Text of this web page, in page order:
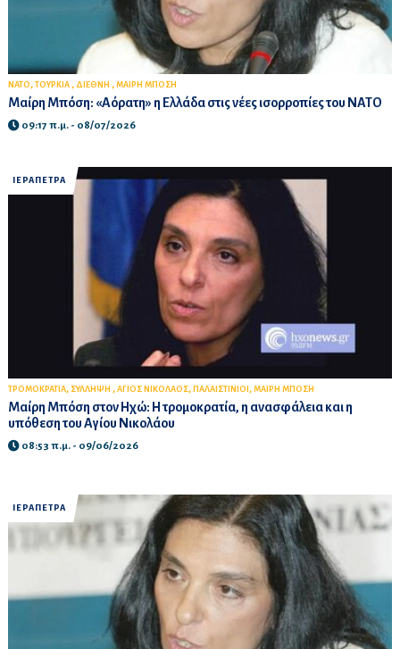
ΝΑΤΟ, ΤΟΥΡΚΙΑ , ΔΙΕΘΝΗ , ΜΑΙΡΗ ΜΠΟΣΗ
Μαίρη Μπόση: «Αόρατη» η Ελλάδα στις νέες ισορροπίες του ΝΑΤΟ
09:17 π.μ. - 08/07/2026
ΙΕΡΑΠΕΤΡΑ
ΤΡΟΜΟΚΡΑΤΙΑ, ΣΥΛΛΗΨΗ , ΑΓΙΟΣ ΝΙΚΟΛΑΟΣ, ΠΑΛΑΙΣΤΙΝΙΟΙ , ΜΑΙΡΗ ΜΠΟΣΗ
Μαίρη Μπόση στον Ηχώ: Η τρομοκρατία, η ανασφάλεια και η
υπόθεση του Αγίου Νικολάου
08:53 π.μ. - 09/06/2026
ΙΕΡΑΠΕΤΡΑ